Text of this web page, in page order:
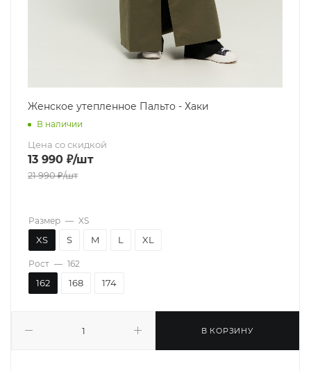
Женское утепленное Пальто - Хаки
В наличии
Цена со скидкой
13 990 ₽/шт
21 990₽/шт
В КОРЗИНУ
Размер — XS
XS S M L XL
Рост — 162
162 168 174